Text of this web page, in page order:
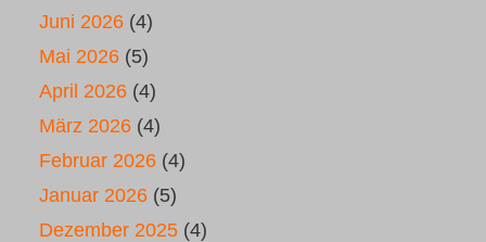
Juni 2026 (4)
Mai 2026 (5)
April 2026 (4)
März 2026 (4)
Februar 2026 (4)
Januar 2026 (5)
Dezember 2025 (4)